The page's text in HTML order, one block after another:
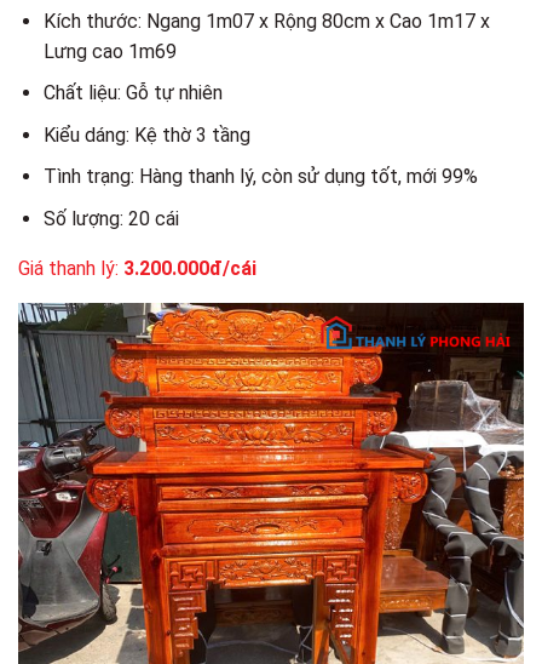
Kích thước: Ngang 1m07 x Rộng 80cm x Cao 1m17 x
Lưng cao 1m69
Chất liệu: Gỗ tự nhiên
Kiểu dáng: Kệ thờ 3 tầng
Tình trạng: Hàng thanh lý, còn sử dụng tốt, mới 99%
Số lượng: 20 cái
Giá thanh lý: 3.200.000đ/cái